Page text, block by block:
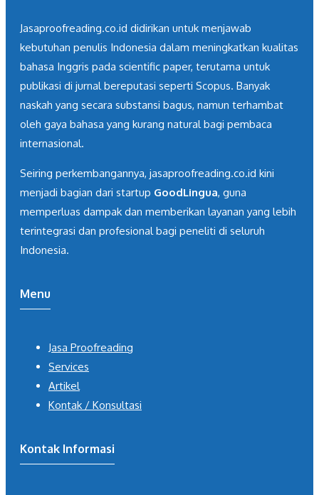
Jasaproofreading.co.id didirikan untuk menjawab
kebutuhan penulis Indonesia dalam meningkatkan kualitas
bahasa Inggris pada scientific paper, terutama untuk
publikasi di jurnal bereputasi seperti Scopus. Banyak
naskah yang secara substansi bagus, namun terhambat
oleh gaya bahasa yang kurang natural bagi pembaca
internasional.
Seiring perkembangannya, jasaproofreading.co.id kini
menjadi bagian dari startup GoodLingua, guna
memperluas dampak dan memberikan layanan yang lebih
terintegrasi dan profesional bagi peneliti di seluruh
Indonesia.
Menu
Jasa Proofreading
Services
Artikel
Kontak / Konsultasi
Kontak Informasi